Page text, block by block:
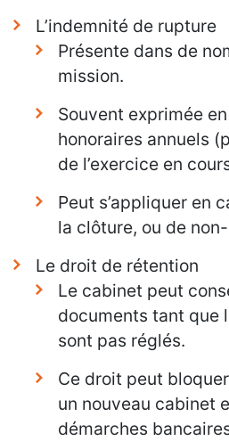
L’indemnité de rupture
Présente dans de
mission.
Souvent exprimée
honoraires annuels
de l’exercice en
Peut s’appliquer en
la clôture, ou de
Le droit de rétention
Le cabinet peut
documents tant que
sont pas réglés.
Ce droit peut
un nouveau cabinet
démarches